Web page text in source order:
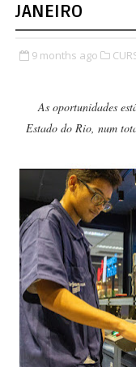
JANEIRO
9 months ago
As oportunidades
Estado do Rio, num